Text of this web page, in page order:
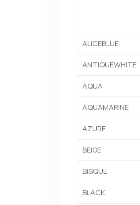
ALICEBLUE
ANTIQUEWHITE
AQUA
AQUAMARINE
AZURE
BEIGE
BISQUE
BLACK